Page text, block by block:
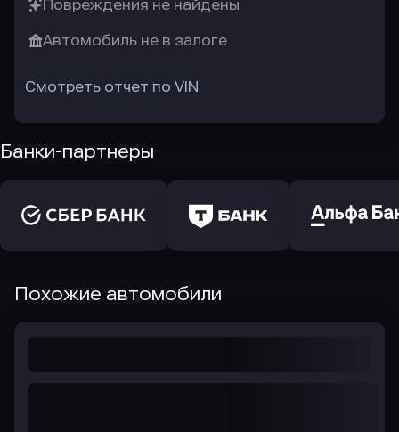
Повреждения не найдены
Автомобиль не в залоге
Смотреть отчет по VIN
Банки-партнеры
Похожие автомобили